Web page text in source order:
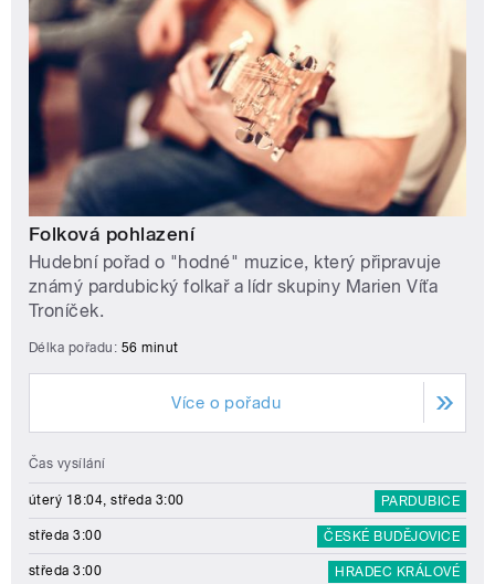
Folková pohlazení
Hudební pořad o "hodné" muzice, který připravuje
známý pardubický folkař a lídr skupiny Marien Víťa
Troníček.
Délka pořadu: 56 minut
Více o pořadu
Čas vysílání
úterý 18:04, středa 3:00 PARDUBICE
středa 3:00 ČESKÉ BUDĚJOVICE
středa 3:00 HRADEC KRÁLOVÉ